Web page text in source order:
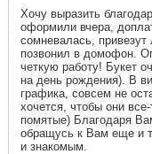
Хочу выразить
оформили вчера,
сомневалась,
позвонил в домофон.
четкую работу! Букет
на день рождения). В
графика, совсем не
хочется, чтобы они
помятые) Благодаря
обращусь к Вам еще и
и знакомым.